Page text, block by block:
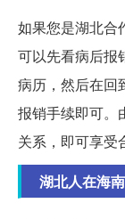
如果您是湖北合
可以先看病后报
病历，然后在回
报销手续即可。
关系，即可享受
湖北人在海